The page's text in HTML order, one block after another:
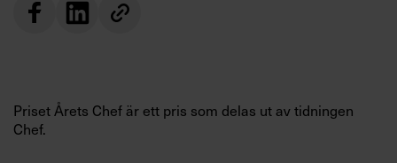
Annonsera
Villkor och policy för
personuppgiftsbehandling
Priset Årets Chef är ett pris som delas ut av tidningen
Chef.